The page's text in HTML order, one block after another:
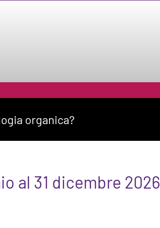
organica?
al 31 dicembre 2026